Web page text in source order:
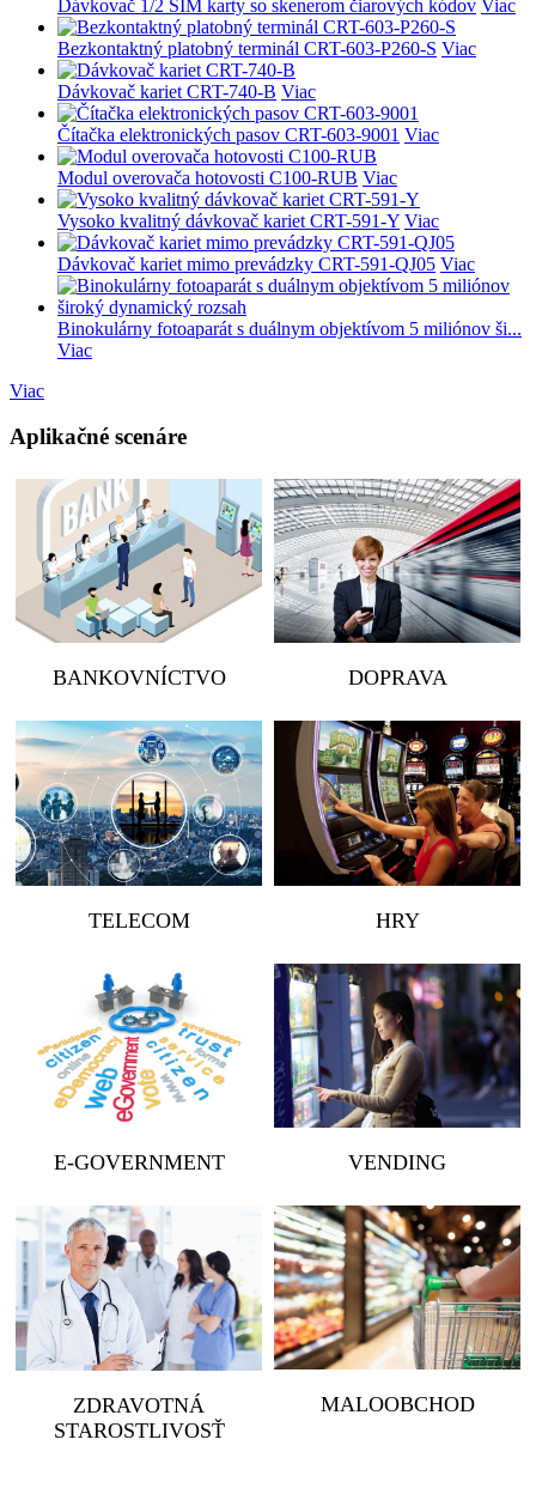
Dávkovač 1/2 SIM karty so skenerom čiarových kódov Viac
Bezkontaktný platobný terminál CRT-603-P260-S Viac
Dávkovač kariet CRT-740-B Viac
Čítačka elektronických pasov CRT-603-9001 Viac
Modul overovača hotovosti C100-RUB Viac
Vysoko kvalitný dávkovač kariet CRT-591-Y Viac
Dávkovač kariet mimo prevádzky CRT-591-QJ05 Viac
Binokulárny fotoaparát s duálnym objektívom 5 miliónov ši...
Viac
Viac
Aplikačné scenáre
BANKOVNÍCTVO DOPRAVA
TELECOM HRY
E-GOVERNMENT VENDING
ZDRAVOTNÁ
STAROSTLIVOSŤ
MALOOBCHOD